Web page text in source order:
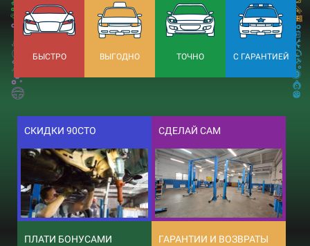
БЫСТРО ВЫГОДНО ТОЧНО С ГАРАНТИЕЙ
СКИДКИ 90СТО СДЕЛАЙ САМ
ПЛАТИ БОНУСАМИ ГАРАНТИИ И ВОЗВРАТЫ